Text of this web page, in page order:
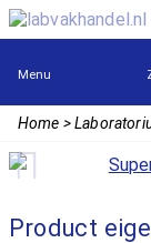
Menu
Home
Product